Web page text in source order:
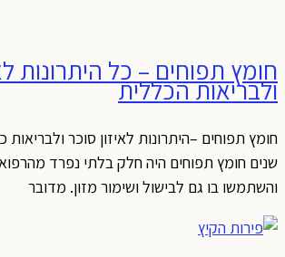
חומץ תפוחים – כל היתרונות
ולבריאות הכללית
חומץ תפוחים –היתרונות לאיזון סוכר
שנים חומץ תפוחים היה חלק בלתי נפרד
והשתמשו בו גם לבישול ושימור מזון. מדובר